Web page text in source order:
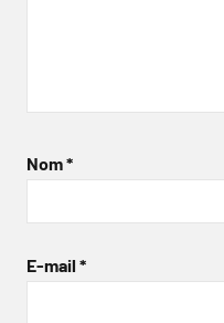
Nom*
E-mail *